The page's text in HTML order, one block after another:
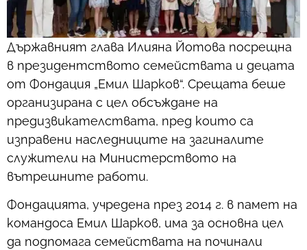
Държавният глава Илияна Йотова посрещна
в президентството семействата и децата
от Фондация „Емил Шарков“. Срещата беше
организирана с цел обсъждане на
предизвикателствата, пред които са
изправени наследниците на загиналите
служители на Министерството на
вътрешните работи.
Фондацията, учредена през 2014 г. в памет на
командоса Емил Шарков, има за основна цел
да подпомага семействата на починали